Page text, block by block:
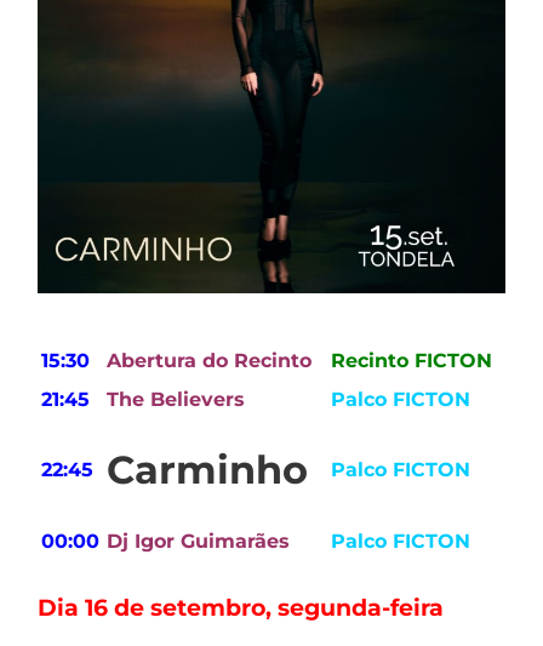
15:30 Abertura do Recinto
Recinto FICTON
21:45
The Believers Palco FICTON
22:45 Carminho Palco FICTON
00:00 Dj Igor Guimarães Palco FICTON
Dia 16 de setembro, segunda-feira